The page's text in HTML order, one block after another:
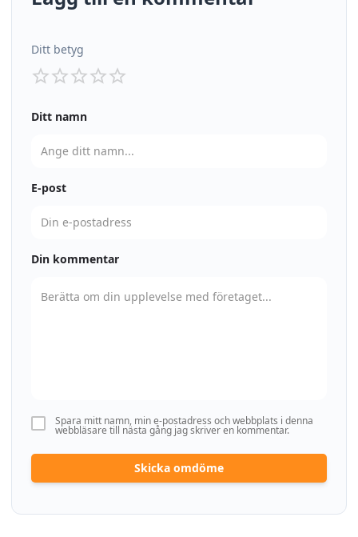
Ditt betyg
Ditt namn
E-post
Din kommentar
Spara mitt namn, min e-postadress och webbplats i denna
webbläsare till nästa gång jag skriver en kommentar.
Skicka omdöme